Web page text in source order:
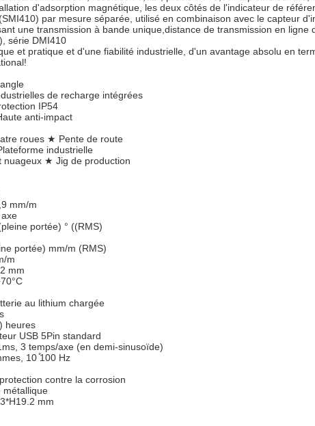
d'adsorption magnétique, les deux côtés de l'indicateur de
par mesure séparée, utilisé en combinaison avec le capteur
une transmission à bande unique,distance de transmission en
série DMI410
et pratique et d'une fiabilité industrielle, d'un avantage absolu en
de recharge intégrées
IP54
anti-impact
roues ★ Pente de route
industrielle
★ Jig de production
mm/m
portée) ° ((RMS)
portée) mm/m (RMS)
m
mm
au lithium chargée
heures
USB 5Pin standard
3 temps/axe (en demi-sinusoïde)
10 ̊100 Hz
contre la corrosion
métallique
mm